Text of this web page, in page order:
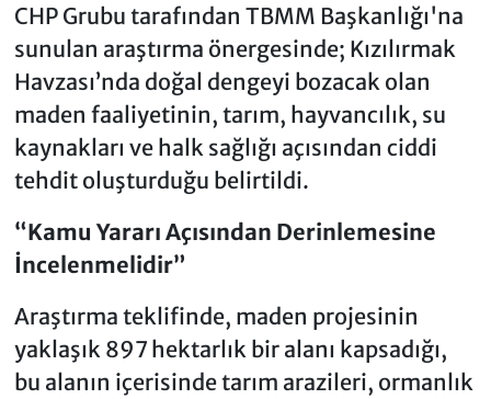
CHP Grubu tarafından TBMM Başkanlığı'na
sunulan araştırma önergesinde; Kızılırmak
Havzası’nda doğal dengeyi bozacak olan
maden faaliyetinin, tarım, hayvancılık, su
kaynakları ve halk sağlığı açısından ciddi
tehdit oluşturduğu belirtildi.
“Kamu Yararı Açısından Derinlemesine
İncelenmelidir”
Araştırma teklifinde, maden projesinin
yaklaşık 897 hektarlık bir alanı kapsadığı,
bu alanın içerisinde tarım arazileri, ormanlık